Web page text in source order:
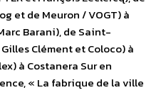
et de Meuron / VOGT) à
Barani), de Saint-
Clément et Coloco) à
à Costanera Sur en
« La fabrique de la ville